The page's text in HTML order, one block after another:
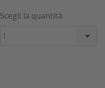
Scegli la quantità
1